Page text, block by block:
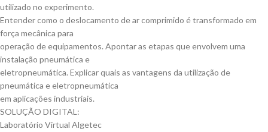
utilizado no experimento.
Entender como o deslocamento de ar comprimido é transformado em
força mecânica para
operação de equipamentos. Apontar as etapas que envolvem uma
instalação pneumática e
eletropneumática. Explicar quais as vantagens da utilização de
pneumática e eletropneumática
em aplicações industriais.
SOLUÇÃO DIGITAL:
Laboratório Virtual Algetec